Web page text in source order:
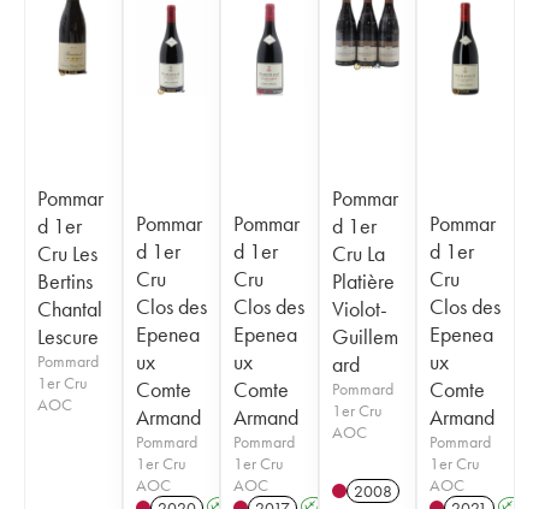
Pommar
d 1er
Cru Les
Bertins
Chantal
Lescure
Pommard
1er Cru
AOC
Pommar
d 1er
Cru
Clos des
Epenea
ux
Comte
Armand
Pommard
1er Cru
AOC
Pommar
d 1er
Cru
Clos des
Epenea
ux
Comte
Armand
Pommard
1er Cru
AOC
Pommar
d 1er
Cru La
Platière
Violot-
Guillem
ard
Pommard
1er Cru
AOC
2008
Pommar
d 1er
Cru
Clos des
Epenea
ux
Comte
Armand
Pommard
1er Cru
AOC